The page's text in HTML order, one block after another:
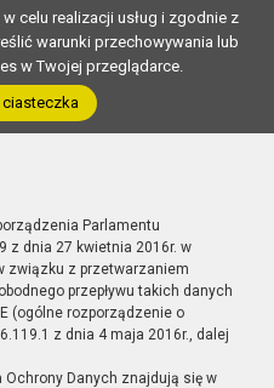
celu realizacji usług i zgodnie z
warunki przechowywania lub
w Twojej przeglądarce.
Parlamentu
z dnia 27 kwietnia 2016r. w
związku z przetwarzaniem
przepływu takich danych
(ogólne rozporządzenie o
z dnia 4 maja 2016r., dalej
Danych znajdują się w